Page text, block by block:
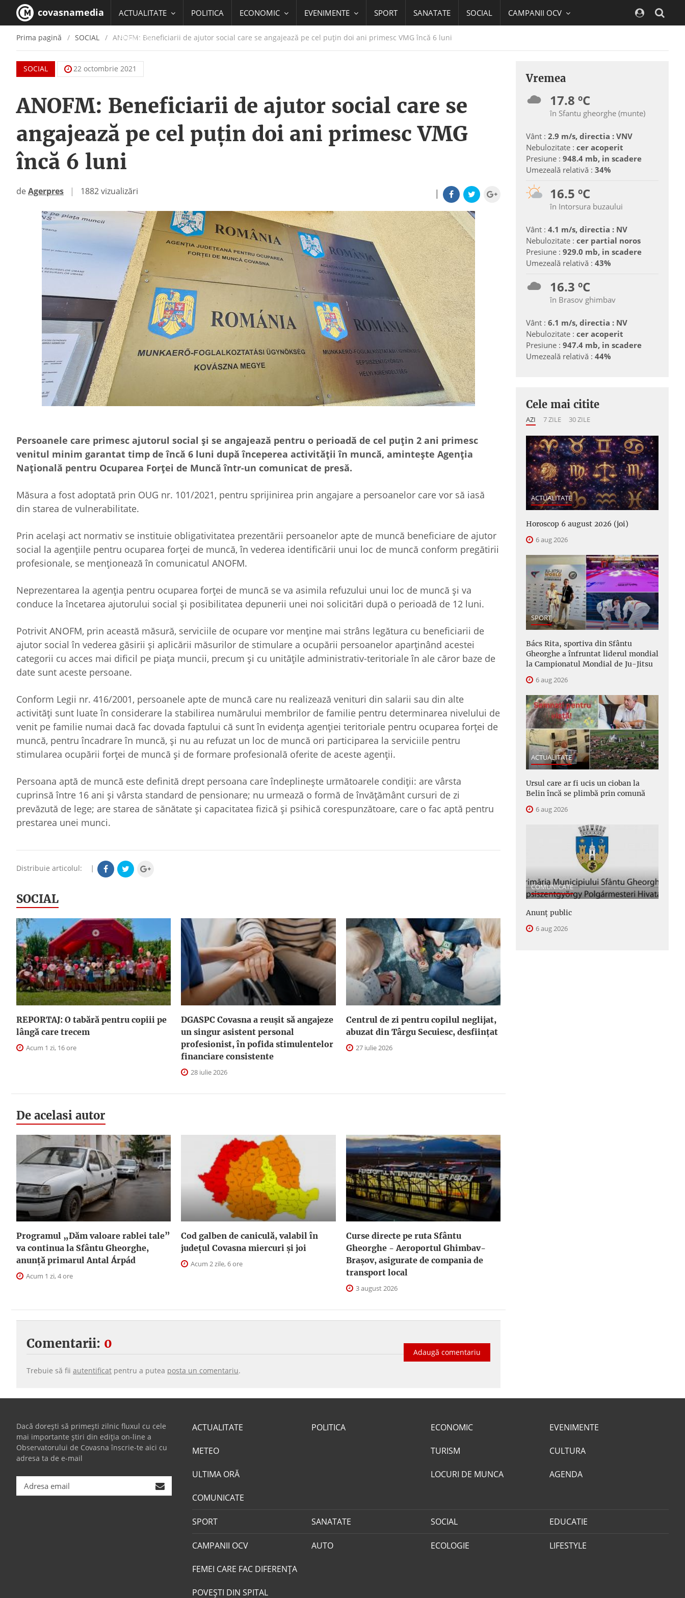
covasnamedia ACTUALITATE POLITICA ECONOMIC EVENIMENTE SPORT SANATATE SOCIAL CAMPANII OCV
EDUCATIE
Prima pagină SOCIAL ANOFM: Beneficiarii de ajutor social care se angajează pe cel puţin doi ani primesc VMG încă 6 luni
SOCIAL 22 octombrie 2021
ANOFM: Beneficiarii de ajutor social care se
angajează pe cel puţin doi ani primesc VMG
încă 6 luni
|
deAgerpres | 1882 vizualizări
Persoanele care primesc ajutorul social şi se angajează pentru o perioadă de cel puţin 2 ani primesc
venitul minim garantat timp de încă 6 luni după începerea activităţii în muncă, aminteşte Agenţia
Naţională pentru Ocuparea Forţei de Muncă într-un comunicat de presă.
Măsura a fost adoptată prin OUG nr. 101/2021, pentru sprijinirea prin angajare a persoanelor care vor să iasă
din starea de vulnerabilitate.
Prin acelaşi act normativ se instituie obligativitatea prezentării persoanelor apte de muncă beneficiare de ajutor
social la agenţiile pentru ocuparea forţei de muncă, în vederea identificării unui loc de muncă conform pregătirii
profesionale, se menţionează în comunicatul ANOFM.
Neprezentarea la agenţia pentru ocuparea forţei de muncă se va asimila refuzului unui loc de muncă şi va
conduce la încetarea ajutorului social şi posibilitatea depunerii unei noi solicitări după o perioadă de 12 luni.
Potrivit ANOFM, prin această măsură, serviciile de ocupare vor menţine mai strâns legătura cu beneficiarii de
ajutor social în vederea găsirii şi aplicării măsurilor de stimulare a ocupării persoanelor aparţinând acestei
categorii cu acces mai dificil pe piaţa muncii, precum şi cu unităţile administrativ-teritoriale în ale căror baze de
date sunt aceste persoane.
Conform Legii nr. 416/2001, persoanele apte de muncă care nu realizează venituri din salarii sau din alte
activităţi sunt luate în considerare la stabilirea numărului membrilor de familie pentru determinarea nivelului de
venit pe familie numai dacă fac dovada faptului că sunt în evidenţa agenţiei teritoriale pentru ocuparea forţei de
muncă, pentru încadrare în muncă, şi nu au refuzat un loc de muncă ori participarea la serviciile pentru
stimularea ocupării forţei de muncă şi de formare profesională oferite de aceste agenţii.
Persoana aptă de muncă este definită drept persoana care îndeplineşte următoarele condiţii: are vârsta
cuprinsă între 16 ani şi vârsta standard de pensionare; nu urmează o formă de învăţământ cursuri de zi
prevăzută de lege; are starea de sănătate şi capacitatea fizică şi psihică corespunzătoare, care o fac aptă pentru
prestarea unei munci.
Distribuie articolul: |
SOCIAL
REPORTAJ: O tabără pentru copiii pe
lângă care trecem
Acum 1 zi, 16 ore
DGASPC Covasna a reuşit să angajeze
un singur asistent personal
profesionist, în pofida stimulentelor
financiare consistente
28 iulie 2026
Centrul de zi pentru copilul neglijat,
abuzat din Târgu Secuiesc, desfiinţat
27 iulie 2026
De acelasi autor
Programul „Dăm valoare rablei tale”
va continua la Sfântu Gheorghe,
anunţă primarul Antal Árpád
Acum 1 zi, 4 ore
Cod galben de caniculă, valabil în
judeţul Covasna miercuri și joi
Acum 2 zile, 6 ore
Curse directe pe ruta Sfântu
Gheorghe - Aeroportul Ghimbav-
Braşov, asigurate de compania de
transport local
3 august 2026
Comentarii: 0
Adaugă comentariu
Trebuie să fii autentificat pentru a putea posta un comentariu.
Vremea
17.8 ºC
în Sfantu gheorghe (munte)
Vânt : 2.9 m/s, directia : VNV
Nebulozitate : cer acoperit
Presiune : 948.4 mb, in scadere
Umezeală relativă : 34%
16.5 ºC
în Intorsura buzaului
Vânt : 4.1 m/s, directia : NV
Nebulozitate : cer partial noros
Presiune : 929.0 mb, in scadere
Umezeală relativă : 43%
16.3 ºC
în Brasov ghimbav
Vânt : 6.1 m/s, directia : NV
Nebulozitate : cer acoperit
Presiune : 947.4 mb, in scadere
Umezeală relativă : 44%
Cele mai citite
AZI 7 ZILE 30 ZILE
ACTUALITATE
Horoscop 6 august 2026 (joi)
6 aug 2026
SPORT
Bács Rita, sportiva din Sfântu
Gheorghe a înfruntat liderul mondial
la Campionatul Mondial de Ju-Jitsu
6 aug 2026
ACTUALITATE
Ursul care ar fi ucis un cioban la
Belin încă se plimbă prin comună
6 aug 2026
COMUNICATE
Anunţ public
6 aug 2026
Dacă dorești să primești zilnic fluxul cu cele
mai importante știri din ediția on-line a
Observatorului de Covasna înscrie-te aici cu
adresa ta de e-mail
ACTUALITATE
METEO
ULTIMA ORĂ
COMUNICATE
POLITICA ECONOMIC
TURISM
LOCURI DE MUNCA
EVENIMENTE
CULTURA
AGENDA
SPORT SANATATE SOCIAL EDUCATIE
CAMPANII OCV
FEMEI CARE FAC DIFERENȚA
POVEŞTI DIN SPITAL
AUTO ECOLOGIE LIFESTYLE